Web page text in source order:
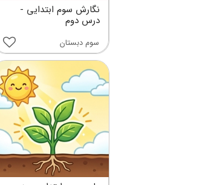
نگارش سوم ابتدایی -
درس دوم
سوم دبستان